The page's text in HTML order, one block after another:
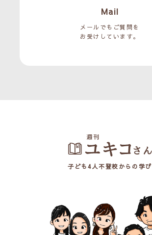
Mail
メールでもご質問を
お受けしています。
子ども4人不登校からの学び